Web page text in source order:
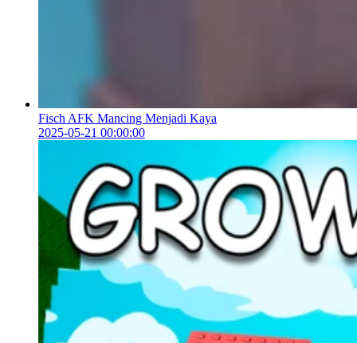
Fisch AFK Mancing Menjadi Kaya
2025-05-21 00:00:00